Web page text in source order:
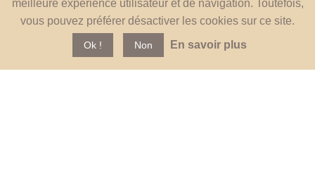
meilleure expérience utilisateur et de navigation. Toutefois,
vous pouvez préférer désactiver les cookies sur ce site.
Ok ! Non En savoir plus